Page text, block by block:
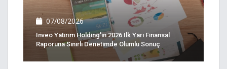
07/08/2026
Inveo Yatırım Holding'in 2026 Ilk Yarı Finansal
Raporuna Sınırlı Denetimde Olumlu Sonuç